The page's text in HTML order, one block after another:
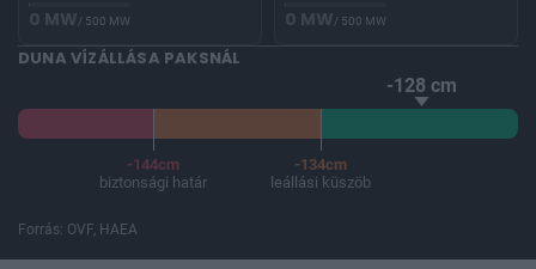
0 MW/ 500 MW 0 MW/ 500 MW
DUNA VÍZÁLLÁSA PAKSNÁL
-128 cm
-144cm
biztonsági határ
-134cm
leállási küszöb
Forrás: OVF, HAEA